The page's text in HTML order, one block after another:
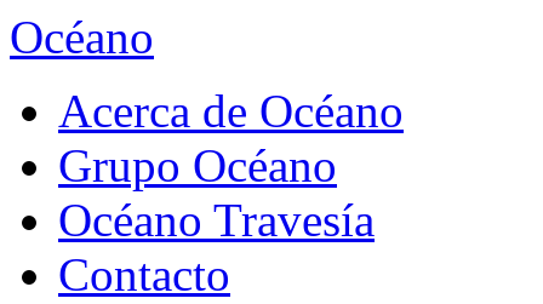
Océano
Acerca de Océano
Grupo Océano
Océano Travesía
Contacto